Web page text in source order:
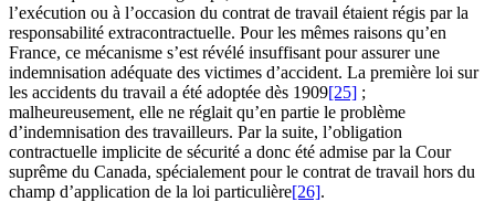
l’exécution ou à l’occasion du contrat de travail étaient régis par la
responsabilité extracontractuelle. Pour les mêmes raisons qu’en
France, ce mécanisme s’est révélé insuffisant pour assurer une
indemnisation adéquate des victimes d’accident. La première loi sur
les accidents du travail a été adoptée dès 1909[25] ;
malheureusement, elle ne réglait qu’en partie le problème
d’indemnisation des travailleurs. Par la suite, l’obligation
contractuelle implicite de sécurité a donc été admise par la Cour
suprême du Canada, spécialement pour le contrat de travail hors du
champ d’application de la loi particulière[26].